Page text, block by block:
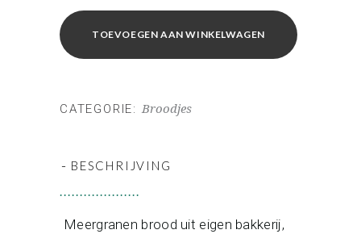
meerzadenbroodje
quantity
TOEVOEGEN AAN WINKELWAGEN
CATEGORIE:Broodjes
- BESCHRIJVING
Meergranen brood uit eigen bakkerij,